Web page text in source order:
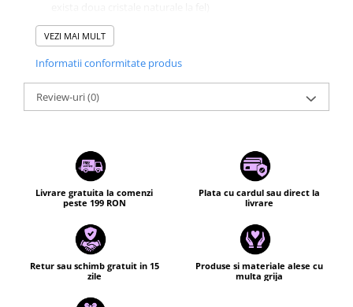
Produsele noastre sunt lucrate la noi in atelier si fiecare
produs provine dintr-o serie limitata, mica :)
VEZI MAI MULT
Informatii conformitate produs
Review-uri(0)
Livrare gratuita la comenzi
peste 199 RON
Plata cu cardul sau direct la
livrare
Retur sau schimb gratuit in 15
zile
Produse si materiale alese cu
multa grija